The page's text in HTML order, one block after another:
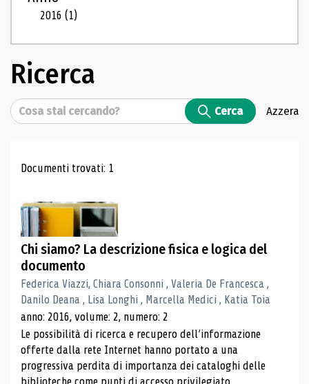
2016(1)
Ricerca
Cerca Cerca Azzera
Risultati di ricerca
Documenti trovati: 1
Chi siamo? La descrizione fisica e logica del
documento
Federica Viazzi, Chiara Consonni , Valeria De Francesca ,
Danilo Deana , Lisa Longhi , Marcella Medici , Katia Toia
anno: 2016, volume: 2, numero: 2
Le possibilità di ricerca e recupero dell’informazione
offerte dalla rete Internet hanno portato a una
progressiva perdita di importanza dei cataloghi delle